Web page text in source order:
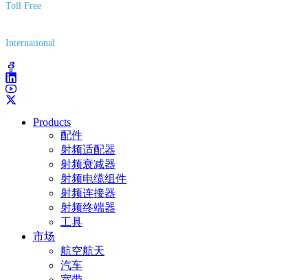
Toll Free
International
Products
配件
射频适配器
射频衰减器
射频电缆组件
射频连接器
射频终端器
工具
市场
航空航天
汽车